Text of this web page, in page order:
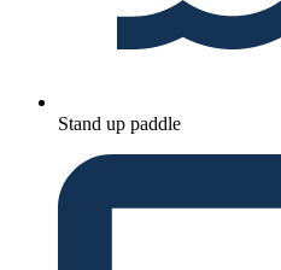
Stand up paddle